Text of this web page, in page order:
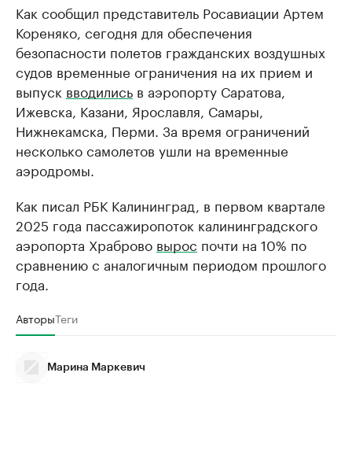
Как сообщил представитель Росавиации Артем
Кореняко, сегодня для обеспечения
безопасности полетов гражданских воздушных
судов временные ограничения на их прием и
выпуск вводились в аэропорту Саратова,
Ижевска, Казани, Ярославля, Самары,
Нижнекамска, Перми. За время ограничений
несколько самолетов ушли на временные
аэродромы.
Как писал РБК Калининград, в первом квартале
2025 года пассажиропоток калининградского
аэропорта Храброво вырос почти на 10% по
сравнению с аналогичным периодом прошлого
года.
АвторыТеги
Марина Маркевич